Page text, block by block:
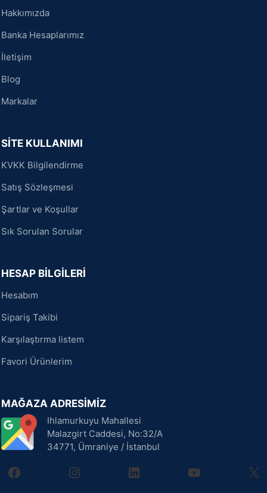
Hakkımızda
Banka Hesaplarımız
İletişim
Blog
Markalar
SİTE KULLANIMI
KVKK Bilgilendirme
Satış Sözleşmesi
Şartlar ve Koşullar
Sık Sorulan Sorular
HESAP BİLGİLERİ
Hesabım
Sipariş Takibi
Karşılaştırma listem
Favori Ürünlerim
MAĞAZA ADRESİMİZ
Ihlamurkuyu Mahallesi
Malazgirt Caddesi, No:32/A
34771, Ümraniye / İstanbul
facebookinstagramlinkedin youtube X